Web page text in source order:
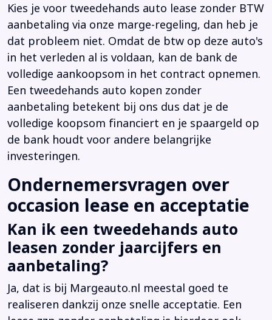
Kies je voor tweedehands auto lease zonder BTW
aanbetaling via onze marge-regeling, dan heb je
dat probleem niet. Omdat de btw op deze auto's
in het verleden al is voldaan, kan de bank de
volledige aankoopsom in het contract opnemen.
Een tweedehands auto kopen zonder
aanbetaling betekent bij ons dus dat je de
volledige koopsom financiert en je spaargeld op
de bank houdt voor andere belangrijke
investeringen.
Ondernemersvragen over
occasion lease en acceptatie
Kan ik een tweedehands auto
leasen zonder jaarcijfers en
aanbetaling?
Ja, dat is bij Margeauto.nl meestal goed te
realiseren dankzij onze snelle acceptatie. Een